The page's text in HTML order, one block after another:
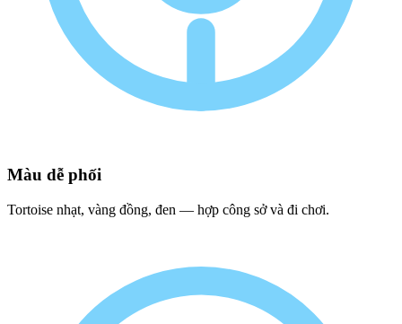
Màu dễ phối
Tortoise nhạt, vàng đồng, đen — hợp công sở và đi chơi.